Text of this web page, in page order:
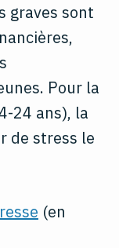
graves sont
Pour la
24 ans), la
de stress le
(en